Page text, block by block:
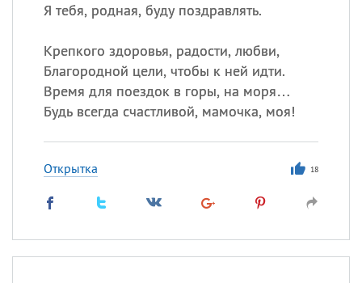
Я тебя, родная, буду поздравлять.
Крепкого здоровья, радости, любви,
Благородной цели, чтобы к ней идти.
Время для поездок в горы, на моря…
Будь всегда счастливой, мамочка, моя!
Открытка 18
Сегодня празднуют именины
Сергей, Теодор,Федор